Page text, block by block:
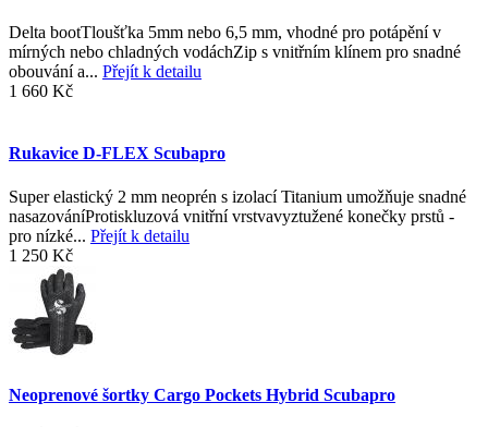
Delta bootTloušťka 5mm nebo 6,5 mm, vhodné pro potápění v
mírných nebo chladných vodáchZip s vnitřním klínem pro snadné
obouvání a... Přejít k detailu
1 660 Kč
Rukavice D-FLEX Scubapro
Super elastický 2 mm neoprén s izolací Titanium umožňuje snadné
nasazováníProtiskluzová vnitřní vrstvavyztužené konečky prstů -
pro nízké... Přejít k detailu
1 250 Kč
Neoprenové šortky Cargo Pockets Hybrid Scubapro